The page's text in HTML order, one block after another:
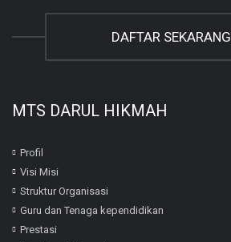
DAFTAR SEKARANG
MTS DARUL HIKMAH
Profil
Visi Misi
Struktur Organisasi
Guru dan Tenaga kependidikan
Prestasi